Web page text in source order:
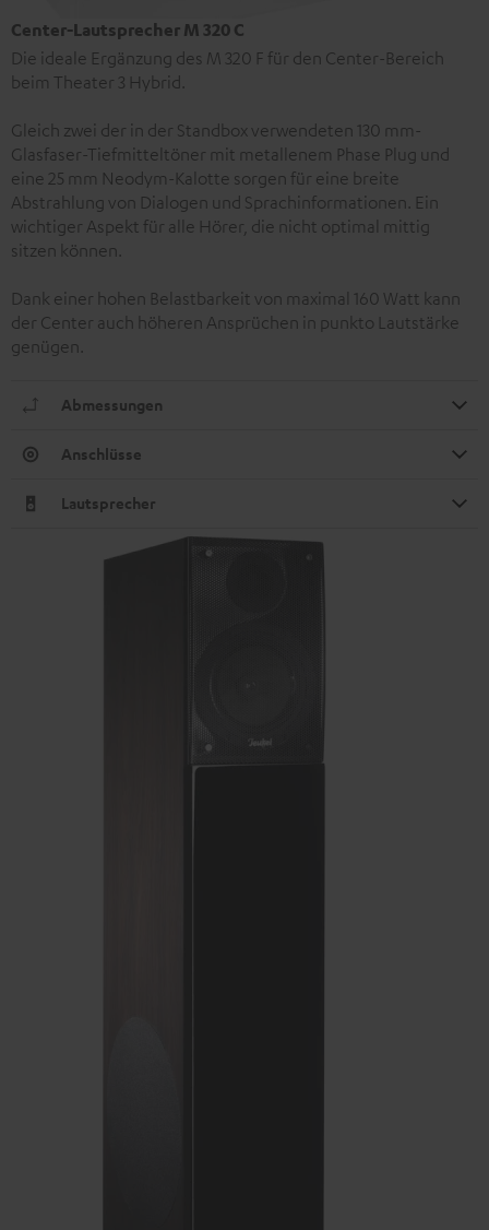
Center-Lautsprecher M 320 C
Die ideale Ergänzung des M 320 F für den Center-Bereich
beim Theater 3 Hybrid.
Gleich zwei der in der Standbox verwendeten 130 mm-
Glasfaser-Tiefmitteltöner mit metallenem Phase Plug und
eine 25 mm Neodym-Kalotte sorgen für eine breite
Abstrahlung von Dialogen und Sprachinformationen. Ein
wichtiger Aspekt für alle Hörer, die nicht optimal mittig
sitzen können.
Dank einer hohen Belastbarkeit von maximal 160 Watt kann
der Center auch höheren Ansprüchen in punkto Lautstärke
genügen.
Abmessungen
Anschlüsse
Lautsprecher